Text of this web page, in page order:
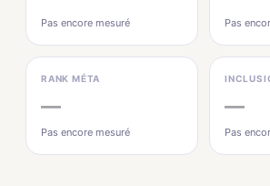
Pas encore mesuré Pas
RANK MÉTA
—
Pas encore mesuré
—
Pas